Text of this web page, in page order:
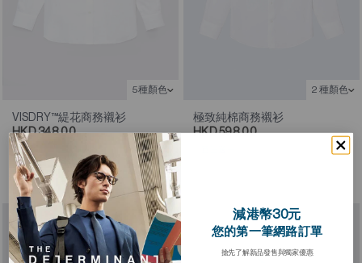
5種顏色
VISDRY™緹花商務襯衫
HKD 498.00
HKD 348.00
買三送一，第四件免費，享
七折優惠
2 種顏色
極致純棉商務襯衫
HKD 598.00
減港幣30元
您的第一筆網路訂單
搶先了解新品發售與獨家優惠